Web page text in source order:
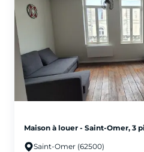
Maison à louer - Saint-Omer, 3
Saint-Omer (62500)